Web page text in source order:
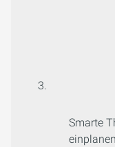
Smarte